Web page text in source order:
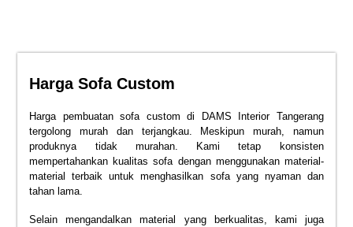
Harga Sofa Custom
Harga pembuatan sofa custom di DAMS Interior Tangerang
tergolong murah dan terjangkau. Meskipun murah, namun
produknya tidak murahan. Kami tetap konsisten
mempertahankan kualitas sofa dengan menggunakan material-
material terbaik untuk menghasilkan sofa yang nyaman dan
tahan lama.
Selain mengandalkan material yang berkualitas, kami juga